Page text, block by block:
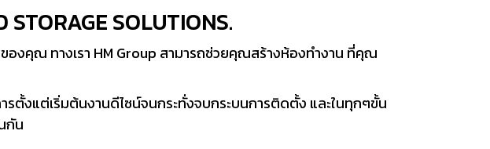
ววัสดุ
เครื่องมือที่ไม่ก่อให้เกิดประกายไฟ
SOLUTIONS.
งคุณ ทางเรา HM Group สามารถช่วยคุณสร้างห้องทำงาน ที่คุณ
ตั้งแต่เริ่มต้นงานดีไซน์จนกระทั่งจบกระบนการติดตั้ง และในทุกๆขั้น
กัน